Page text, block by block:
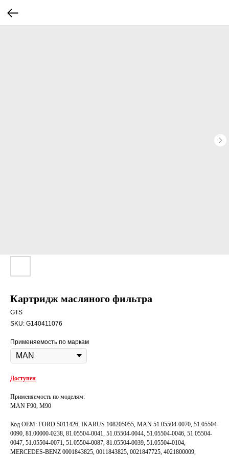
Картридж масляного фильтра
GTS
SKU: G140411076
Применяемость по маркам
Доступен
Применяемость по моделям:
MAN F90, M90
Код OEM: FORD 5011426, IKARUS 108205055, MAN 51.05504-0070, 51.05504-
0090, 81.00000-0238, 81.05504-0041, 51.05504-0044, 51.05504-0046, 51.05504-
0047, 51.05504-0071, 51.05504-0087, 81.05504-0039, 51.05504-0104,
MERCEDES-BENZ 0001843825, 0011843825, 0021847725, 4021800009,